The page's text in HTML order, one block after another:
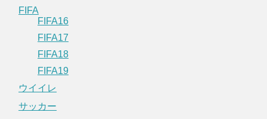
FIFA
FIFA16
FIFA17
FIFA18
FIFA19
ウイイレ
サッカー